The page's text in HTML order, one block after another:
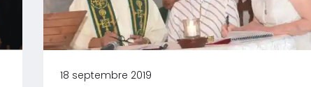
18 septembre 2019